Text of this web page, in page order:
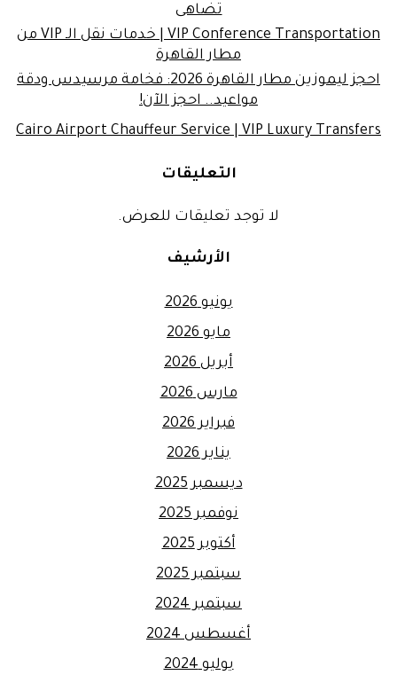
تضاهى
VIP Conference Transportation | خدمات نقل الـ VIP من
مطار القاهرة
احجز ليموزين مطار القاهرة 2026: فخامة مرسيدس ودقة
مواعيد.. احجز الآن!
Cairo Airport Chauffeur Service | VIP Luxury Transfers
التعليقات
لا توجد تعليقات للعرض.
الأرشيف
يونيو 2026
مايو 2026
أبريل 2026
مارس 2026
فبراير 2026
يناير 2026
ديسمبر 2025
نوفمبر 2025
أكتوبر 2025
سبتمبر 2025
سبتمبر 2024
أغسطس 2024
يوليو 2024